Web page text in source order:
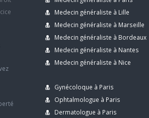
Medecin généraliste à Lille
Medecin généraliste à Marseille
Medecin généraliste à Bordeaux
Medecin généraliste à Nantes
Medecin généraliste à Nice
Gynécoloque à Paris
Ophtalmologue à Paris
Dermatologue à Paris